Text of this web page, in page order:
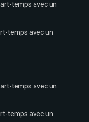
temps avec un
temps avec un
temps avec un
temps avec un